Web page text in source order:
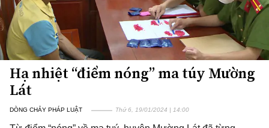
Hạ nhiệt “điểm nóng” ma túy Mường
Lát
DÒNG CHẢY PHÁP LUẬT Thứ 6, 19/01/2024 | 14:00